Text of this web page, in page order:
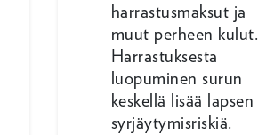
harrastusmaksut ja
muut perheen kulut.
Harrastuksesta
luopuminen surun
keskellä lisää lapsen
syrjäytymisriskiä.